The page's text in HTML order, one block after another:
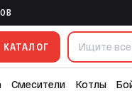
КАТАЛОГ
Смесители Котлы
18 кВт (с
В СМЕТУ